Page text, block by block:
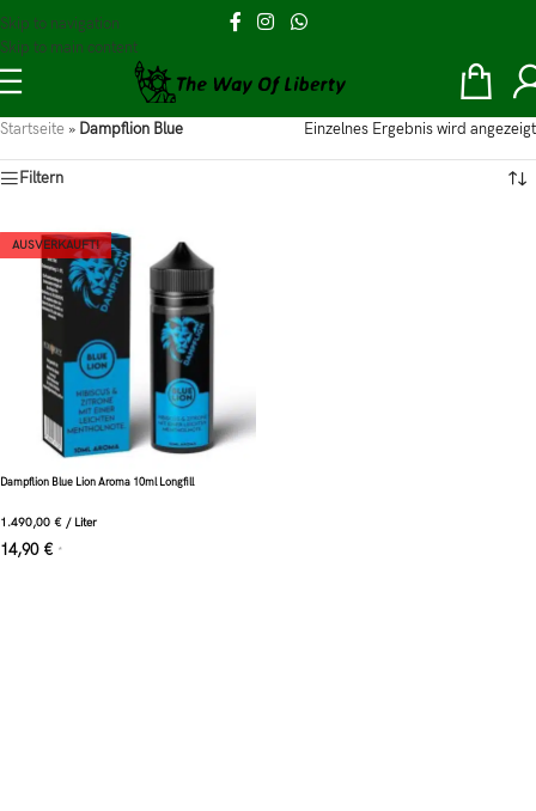
Skip to navigation
Skip to main content
Startseite » Dampflion Blue Einzelnes Ergebnis wird angezeigt
Filtern
AUSVERKAUFT!
Dampflion Blue Lion Aroma 10ml Longfill
1.490,00 € / Liter
14,90 € *